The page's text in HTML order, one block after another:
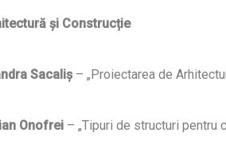
și Construcție
Sacaliș– „Proiectarea de
Onofrei – „Tipuri de structuri pentru